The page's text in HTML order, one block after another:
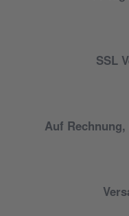
SSL
Auf Rechnung,